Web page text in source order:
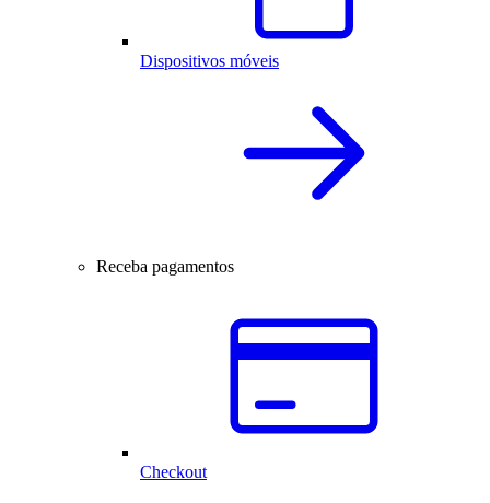
Dispositivos móveis
Receba pagamentos
Checkout